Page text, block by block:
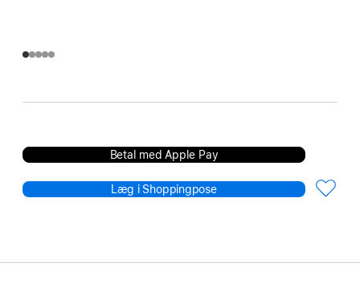
Betal med Apple Pay
Læg i Shoppingpose